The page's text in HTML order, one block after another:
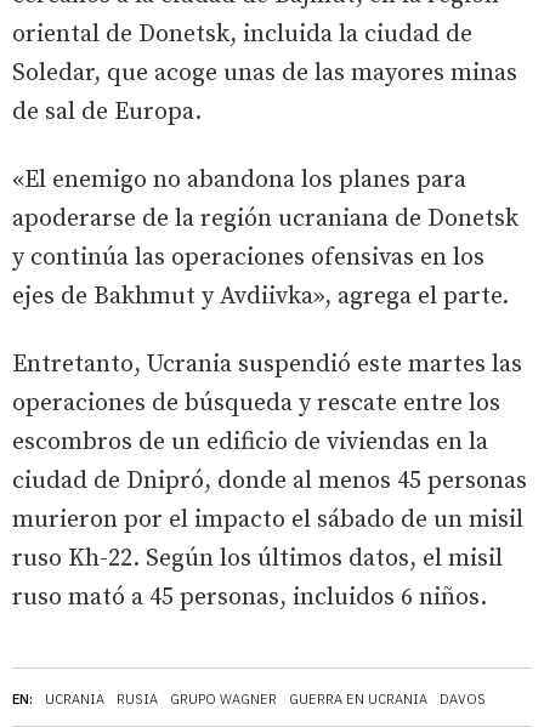
EN: UCRANIA RUSIA GRUPO WAGNER GUERRA EN UCRANIA DAVOS
oriental de Donetsk, incluida la ciudad de
Soledar, que acoge unas de las mayores minas
de sal de Europa.
«El enemigo no abandona los planes para
apoderarse de la región ucraniana de Donetsk
y continúa las operaciones ofensivas en los
ejes de Bakhmut y Avdiivka», agrega el parte.
Entretanto, Ucrania suspendió este martes las
operaciones de búsqueda y rescate entre los
escombros de un edificio de viviendas en la
ciudad de Dnipró, donde al menos 45 personas
murieron por el impacto el sábado de un misil
ruso Kh-22. Según los últimos datos, el misil
ruso mató a 45 personas, incluidos 6 niños.